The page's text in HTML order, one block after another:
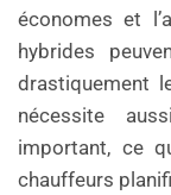
économes et
hybrides
drastiquement
nécessite
important, ce
chauffeurs